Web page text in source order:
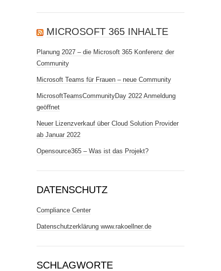
MICROSOFT 365 INHALTE
Planung 2027 – die Microsoft 365 Konferenz der
Community
Microsoft Teams für Frauen – neue Community
MicrosoftTeamsCommunityDay 2022 Anmeldung
geöffnet
Neuer Lizenzverkauf über Cloud Solution Provider
ab Januar 2022
Opensource365 – Was ist das Projekt?
DATENSCHUTZ
Compliance Center
Datenschutzerklärung www.rakoellner.de
SCHLAGWORTE